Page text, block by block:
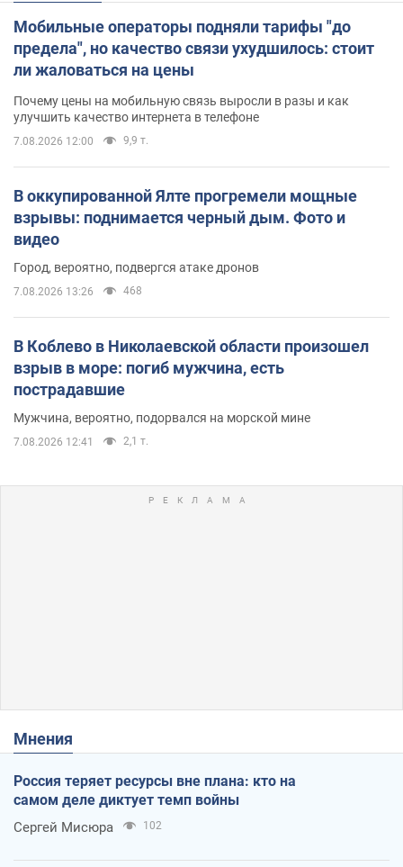
Мобильные операторы подняли тарифы "до
предела", но качество связи ухудшилось: стоит
ли жаловаться на цены
Почему цены на мобильную связь выросли в разы и как
улучшить качество интернета в телефоне
7.08.2026 12:00 9,9 т.
В оккупированной Ялте прогремели мощные
взрывы: поднимается черный дым. Фото и
видео
Город, вероятно, подвергся атаке дронов
7.08.2026 13:26 468
В Коблево в Николаевской области произошел
взрыв в море: погиб мужчина, есть
пострадавшие
Мужчина, вероятно, подорвался на морской мине
7.08.2026 12:41 2,1 т.
Мнения
Россия теряет ресурсы вне плана: кто на
самом деле диктует темп войны
Сергей Мисюра 102